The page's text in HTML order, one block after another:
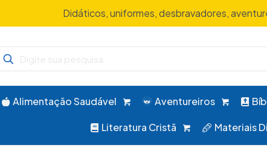
Didáticos, uniformes, desbravadores,
Alimentação Saudável Aventureiros
Literatura Cristã Materiais